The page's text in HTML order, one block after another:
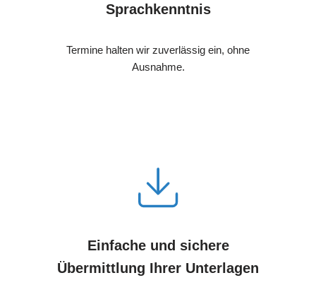
Sprachkenntnis
Termine halten wir zuverlässig ein, ohne
Ausnahme.
Einfache und sichere
Übermittlung Ihrer Unterlagen